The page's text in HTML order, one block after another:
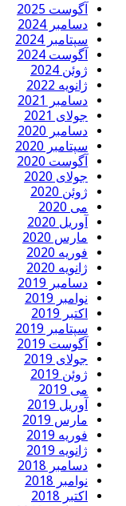
آگوست 2025
دسامبر 2024
سپتامبر 2024
آگوست 2024
ژوئن 2024
ژانویه 2022
دسامبر 2021
جولای 2021
دسامبر 2020
سپتامبر 2020
آگوست 2020
جولای 2020
ژوئن 2020
می 2020
آوریل 2020
مارس 2020
فوریه 2020
ژانویه 2020
دسامبر 2019
نوامبر 2019
اکتبر 2019
سپتامبر 2019
آگوست 2019
جولای 2019
ژوئن 2019
می 2019
آوریل 2019
مارس 2019
فوریه 2019
ژانویه 2019
دسامبر 2018
نوامبر 2018
اکتبر 2018